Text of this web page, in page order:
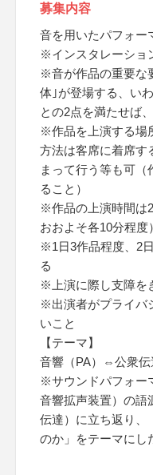
募集内容
音を用いたパフォー
※インスタレーショ
※音が作品の重要な
体｣が登場する、い
との2点を満たせば
※作品を上演する場
方法は客席に着席す
まって行う等も可（
ること）
※作品の上演時間は
おおよそ各10分程度）
※1日3作品程度、2
る
※上演に際し支障を
※出演者がプライバ
いこと
【テーマ】
音響（PA）⇔公衆伝
※サウンドパフォー
音響拡声装置）の語
伝達）に立ち返り、
のか」をテーマにし